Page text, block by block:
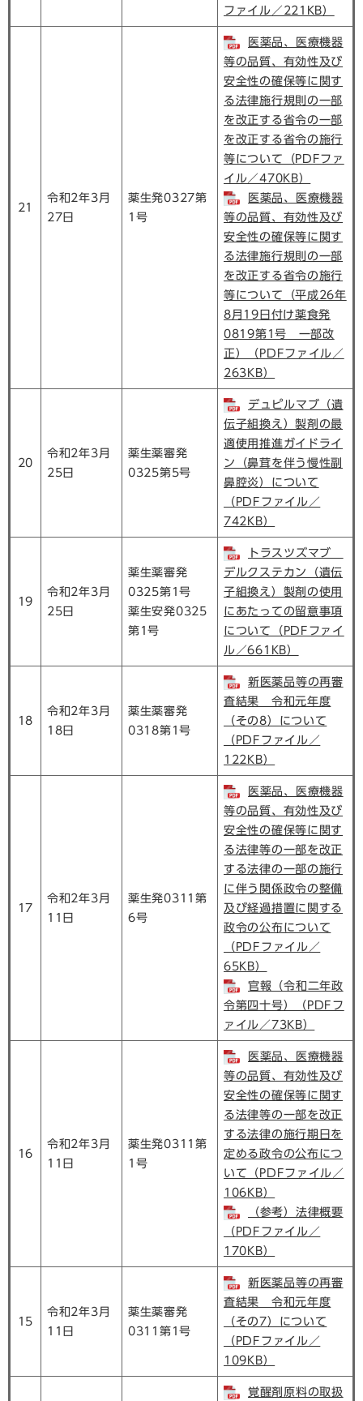
ファイル／221KB）
21
令和2年3月
27日
薬生発0327第
1号
医薬品、医療機器
等の品質、有効性及び
安全性の確保等に関す
る法律施行規則の一部
を改正する省令の一部
を改正する省令の施行
等について（PDFファ
イル／470KB）
医薬品、医療機器
等の品質、有効性及び
安全性の確保等に関す
る法律施行規則の一部
を改正する省令の施行
等について（平成26年
8月19日付け薬食発
0819第1号 一部改
正）（PDFファイル／
263KB）
20
令和2年3月
25日
薬生薬審発
0325第5号
デュピルマブ（遺
伝子組換え）製剤の最
適使用推進ガイドライ
ン（鼻茸を伴う慢性副
鼻腔炎）について
（PDFファイル／
742KB）
19
令和2年3月
25日
薬生薬審発
0325第1号
薬生安発0325
第1号
トラスツズマブ
デルクステカン（遺伝
子組換え）製剤の使用
にあたっての留意事項
について（PDFファイ
ル／661KB）
18
令和2年3月
18日
薬生薬審発
0318第1号
新医薬品等の再審
査結果 令和元年度
（その8）について
（PDFファイル／
122KB）
17
令和2年3月
11日
薬生発0311第
6号
医薬品、医療機器
等の品質、有効性及び
安全性の確保等に関す
る法律等の一部を改正
する法律の一部の施行
に伴う関係政令の整備
及び経過措置に関する
政令の公布について
（PDFファイル／
65KB）
官報（令和二年政
令第四十号）（PDFフ
ァイル／73KB）
16
令和2年3月
11日
薬生発0311第
1号
医薬品、医療機器
等の品質、有効性及び
安全性の確保等に関す
る法律等の一部を改正
する法律の施行期日を
定める政令の公布につ
いて（PDFファイル／
106KB）
（参考）法律概要
（PDFファイル／
170KB）
15
令和2年3月
11日
薬生薬審発
0311第1号
新医薬品等の再審
査結果 令和元年度
（その7）について
（PDFファイル／
109KB）
覚醒剤原料の取扱